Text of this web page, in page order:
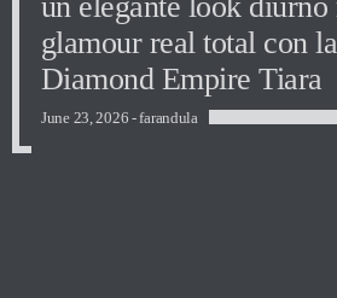
un elegante look diurno
glamour real total con
Diamond Empire Tiara
June 23, 2026 -farandula